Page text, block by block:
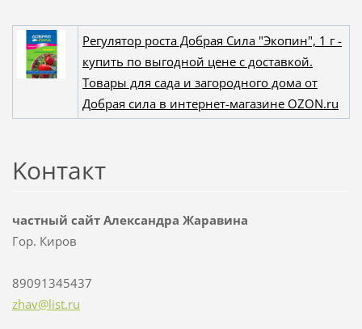
Регулятор роста Добрая Сила "Экопин", 1 г -
купить по выгодной цене с доставкой.
Товары для сада и загородного дома от
Добрая сила в интернет-магазине OZON.ru
Koнтакт
частный сайт Александра Жаравина
Гор. Киров
89091345437
zhav@list.ru